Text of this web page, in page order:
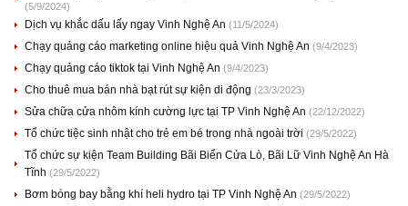
(5/9/2024)
Dịch vụ khắc dấu lấy ngay Vinh Nghệ An (11/5/2024)
Chạy quảng cáo marketing online hiệu quả Vinh Nghệ An (9/4/2023)
Chạy quảng cáo tiktok tại Vinh Nghệ An (9/4/2023)
Cho thuê mua bán nhà bạt rút sự kiện di động (23/3/2023)
Sửa chữa cửa nhôm kính cường lực tại TP Vinh Nghệ An (22/12/2022)
Tổ chức tiệc sinh nhật cho trẻ em bé trong nhà ngoài trời (29/5/2022)
Tổ chức sự kiện Team Building Bãi Biển Cửa Lò, Bãi Lữ Vinh Nghệ An Hà
Tĩnh (29/5/2022)
Bơm bóng bay bằng khí heli hydro tại TP Vinh Nghệ An (29/5/2022)